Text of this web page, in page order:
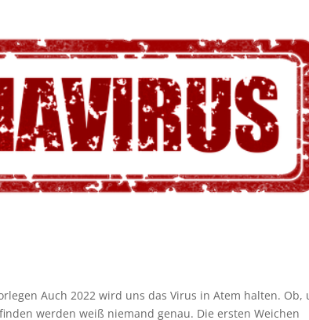
Auch 2022 wird uns das Virus in Atem halten. Ob,
werden weiß niemand genau. Die ersten Weichen